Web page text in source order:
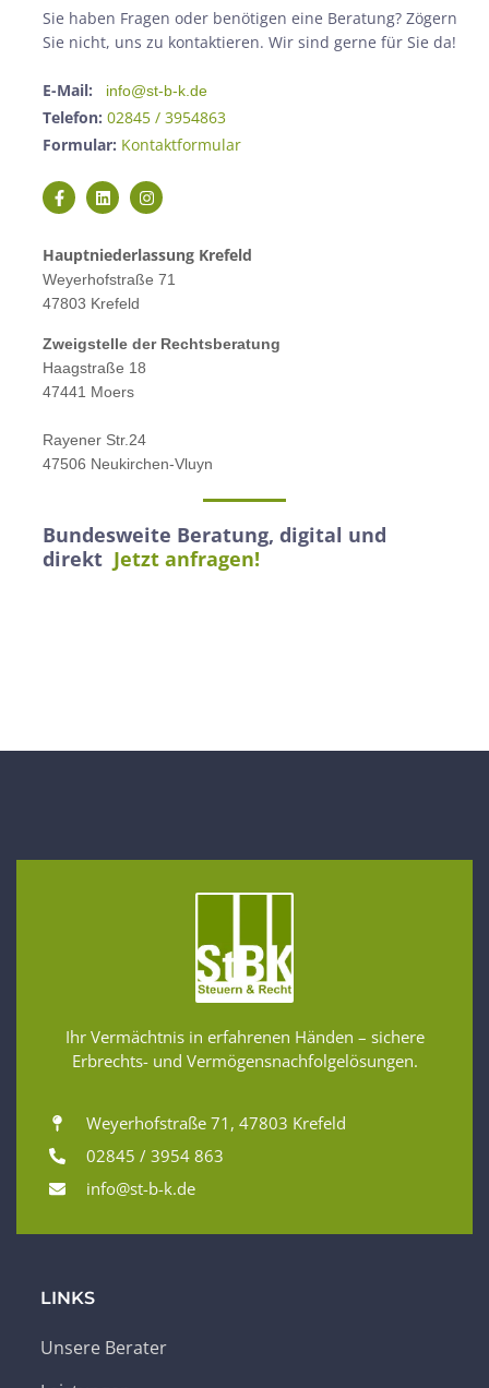
Sie haben Fragen oder benötigen eine Beratung? Zögern
Sie nicht, uns zu kontaktieren. Wir sind gerne für Sie da!
E-Mail: info@st-b-k.de
Telefon: 02845 / 3954863
Formular: Kontaktformular
Hauptniederlassung Krefeld
Weyerhofstraße 71
47803 Krefeld
Zweigstelle der Rechtsberatung
Haagstraße 18
47441 Moers
Rayener Str.24
47506 Neukirchen-Vluyn
Bundesweite Beratung, digital und
direkt Jetzt anfragen!
Ihr Vermächtnis in erfahrenen Händen – sichere
Erbrechts- und Vermögensnachfolgelösungen.
Weyerhofstraße 71, 47803 Krefeld
02845 / 3954 863
info@st-b-k.de
LINKS
Unsere Berater